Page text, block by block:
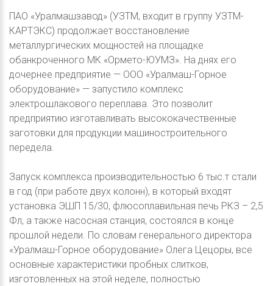
ПАО «Уралмашзавод» (УЗТМ, входит в группу УЗТМ-
КАРТЭКС) продолжает восстановление
металлургических мощностей на площадке
обанкроченного МК «Ормето-ЮУМЗ». На днях его
дочернее предприятие — ООО «Уралмаш-Горное
оборудование» — запустило комплекс
электрошлакового переплава. Это позволит
предприятию изготавливать высококачественные
заготовки для продукции машиностроительного
передела.
Запуск комплекса производительностью 6 тыс.т стали
в год (при работе двух колонн), в который входят
установка ЭШП 15/30, флюсоплавильная печь РКЗ – 2,5
Фл, а также насосная станция, состоялся в конце
прошлой недели. По словам генерального директора
«Уралмаш-Горное оборудование» Олега Цецоры, все
основные характеристики пробных слитков,
изготовленных на этой неделе, полностью